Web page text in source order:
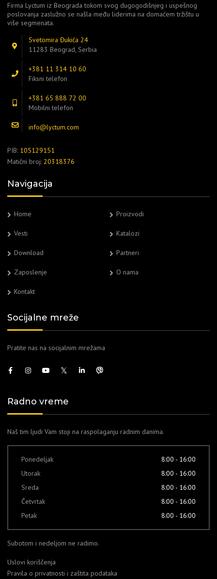
Firma Lyctum iz Beograda tokom svog dugogodišnjeg i uspešnog
poslovanja zaslužno se našla među liderima na domaćem tržištu u
više segmenata.
Svetomira Đukića 24
11283 Beograd, Serbia
+381 11 314 10 60
Fiksni telefon
+381 65 888 72 00
Mobilni telefon
info@lyctum.com
PIB: 105129151
Matični broj: 20318376
Navigacija
Home Proizvodi
Vesti Katalozi
Download Partneri
Zaposlenje O nama
Kontakt
Socijalne mreže
Pratite nas na socijalnim mrežama
Radno vreme
Naš tim ljudi Vam stoji na raspolaganju radnim danima.
Ponedeljak
8:00 - 16:00
Utorak
8:00 - 16:00
Sreda
8:00 - 16:00
Četvrtak
8:00 - 16:00
Petak
8:00 - 16:00
Subotom i nedeljom ne radimo.
Uslovi koriščenja
Pravila o privatnosti i zaštita podataka